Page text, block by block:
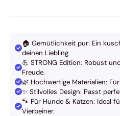
🏠 Gemütlichkeit pur: Ein
deinen Liebling.
💪 STRONG Edition: Robust
Freude.
🌿 Hochwertige Materialien:
✨ Stilvolles Design: Passt
🐾 Für Hunde & Katzen: Ideal
Vierbeiner.